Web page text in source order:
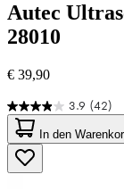
Autec
28010
€ 39,90
3.9 (42)
3.9
von
5
Sternen.
42
In den